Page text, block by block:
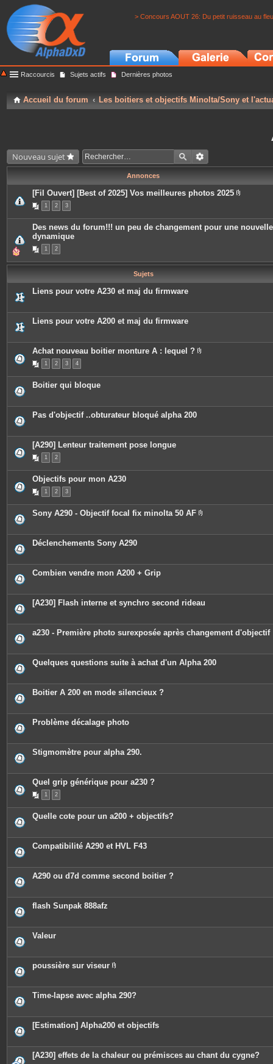
> Concours AOUT 26: Du petit ruisseau au
Raccourcis Sujets actifs Dernières photos
Accueil du forum Les boitiers et objectifs Minolta/Sony et
Nouveau sujet
Annonces
[Fil Ouvert] [Best of 2025] Vos meilleures photos 2025
c
e
n
1 2 3
Des news du forum!!! un peu de changement pour une nouvelle
dynamique
1 2
Sujets
Liens pour votre A230 et maj du firmware
Liens pour votre A200 et maj du firmware
Achat nouveau boitier monture A : lequel ?
c
o
e
1 2 3 4
Boitier qui bloque
Pas d'objectif ..obturateur bloqué alpha 200
[A290] Lenteur traitement pose longue
1 2
Objectifs pour mon A230
1 2 3
Sony A290 - Objectif focal fix minolta 50 AF
è
j
t
e
s
Déclenchements Sony A290
Combien vendre mon A200 + Grip
[A230] Flash interne et synchro second rideau
a230 - Première photo surexposée après changement d'objectif
Quelques questions suite à achat d'un Alpha 200
Boitier A 200 en mode silencieux ?
Problème décalage photo
Stigmomètre pour alpha 290.
Quel grip générique pour a230 ?
1 2
Quelle cote pour un a200 + objectifs?
Compatibilité A290 et HVL F43
A290 ou d7d comme second boitier ?
flash Sunpak 888afz
Valeur
poussière sur viseur
è
c
j
o
t
e
s
Time-lapse avec alpha 290?
[Estimation] Alpha200 et objectifs
[A230] effets de la chaleur ou prémisces au chant du cygne?